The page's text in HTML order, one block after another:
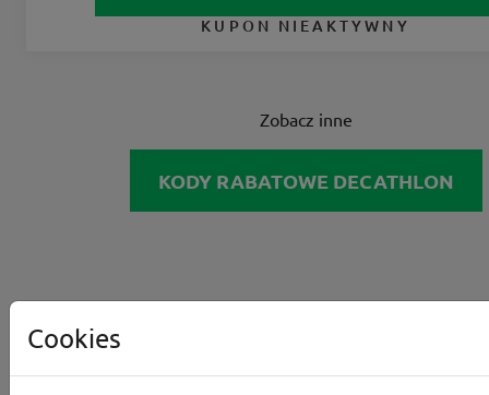
KUPON NIEAKTYWNY
Zobacz inne
KODY RABATOWE DECATHLON
Cookies